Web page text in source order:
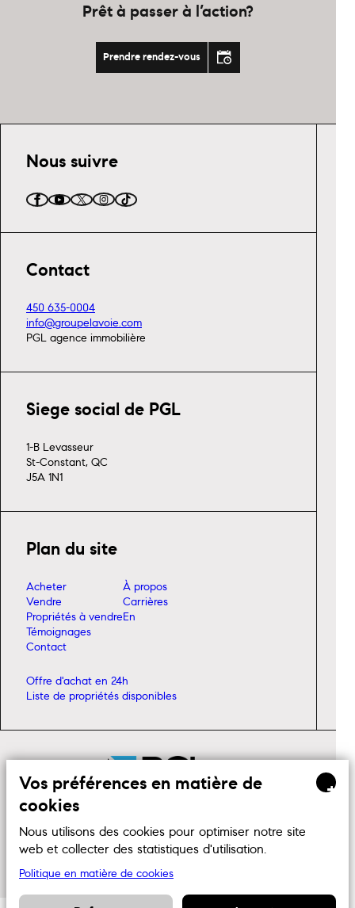
Prêt à passer à l’action?
Prendre rendez-vous
Plan du site
Acheter
Vendre
Propriétés à vendre
Témoignages
Contact
À propos
Carrières
En
Offre d'achat en 24h
Liste de propriétés disponibles
Contact
450 635-0004
info@groupelavoie.com
PGL agence immobilière
Siege social de PGL
1-B Levasseur
St-Constant, QC
J5A 1N1
Nous suivre
commerciale
Tous droits réservés © 2024 | ParMa Clé Marketing
+
Vos préférences en matière de
cookies
Nous utilisons des cookies pour optimiser notre site
web et collecter des statistiques d'utilisation.
Politique en matière de cookies